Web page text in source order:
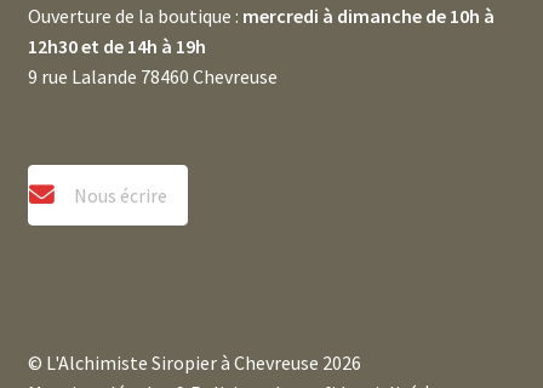
Ouverture de la boutique : mercredi à dimanche de 10h à
12h30 et de 14h à 19h
9 rue Lalande 78460 Chevreuse
Nous écrire
© L'Alchimiste Siropier à Chevreuse 2026